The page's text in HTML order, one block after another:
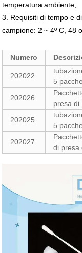
temperatura ambiente;
3. Requisiti di tempo e
campione: 2 ~ 4º C, 48
Numero
202022
5
202026
presa di
202025
5
202027
di presa